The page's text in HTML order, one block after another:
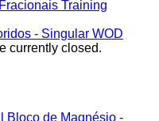
Training
currently closed.
Bloco de Magnésio -